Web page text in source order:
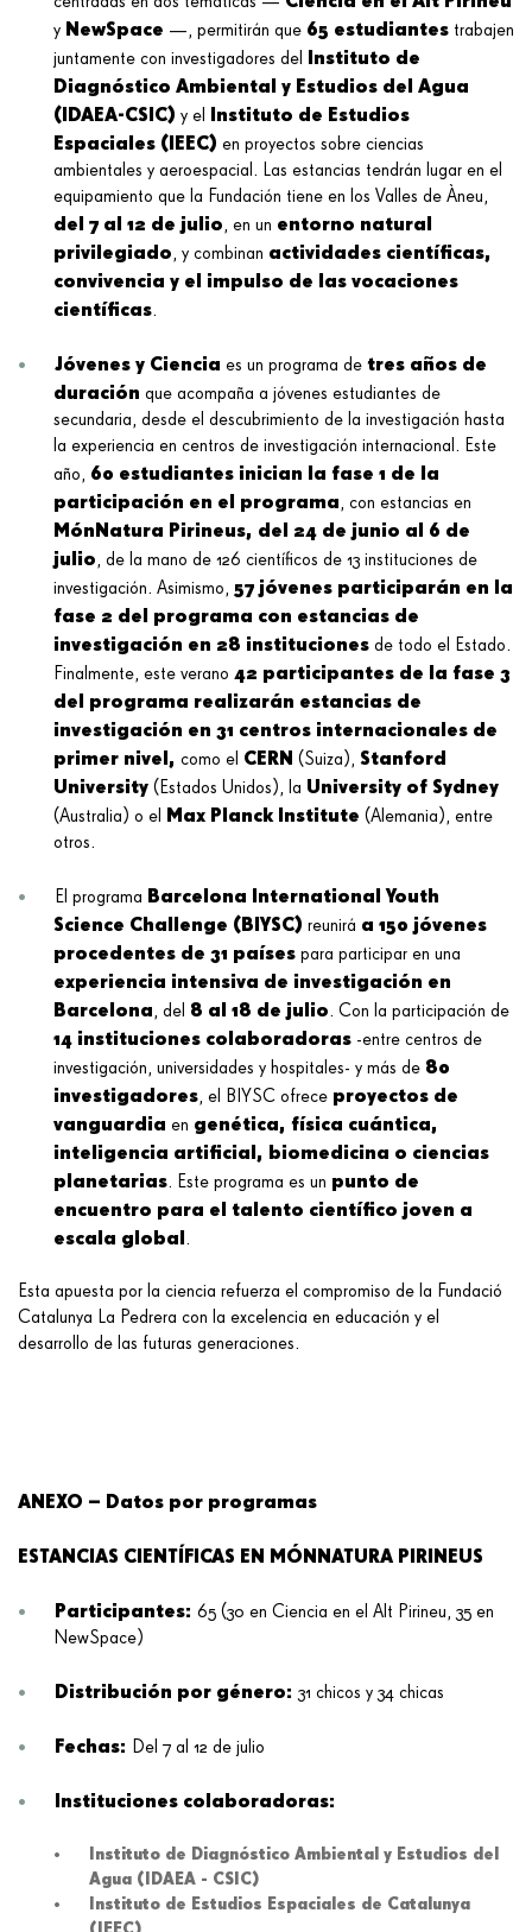
y NewSpace —, permitirán que 65 estudiantes trabajen
juntamente con investigadores del Instituto de
Diagnóstico Ambiental y Estudios del Agua
(IDAEA-CSIC) y el Instituto de Estudios
Espaciales (IEEC) en proyectos sobre ciencias
ambientales y aeroespacial. Las estancias tendrán lugar en el
equipamiento que la Fundación tiene en los Valles de Àneu,
del 7 al 12 de julio, en un entorno natural
privilegiado, y combinan actividades científicas,
convivencia y el impulso de las vocaciones
científicas.
Jóvenes y Ciencia es un programa de tres años de
duración que acompaña a jóvenes estudiantes de
secundaria, desde el descubrimiento de la investigación hasta
la experiencia en centros de investigación internacional. Este
año, 60 estudiantes inician la fase 1 de la
participación en el programa, con estancias en
MónNatura Pirineus, del 24 de junio al 6 de
julio, de la mano de 126 científicos de 13 instituciones de
investigación. Asimismo, 57 jóvenes participarán en la
fase 2 del programa con estancias de
investigación en 28 instituciones de todo el Estado.
Finalmente, este verano 42 participantes de la fase 3
del programa realizarán estancias de
investigación en 31 centros internacionales de
primer nivel, como el CERN (Suiza), Stanford
University (Estados Unidos), la University of Sydney
(Australia) o el Max Planck Institute (Alemania), entre
otros.
El programa Barcelona International Youth
Science Challenge (BIYSC) reunirá a 150 jóvenes
procedentes de 31 países para participar en una
experiencia intensiva de investigación en
Barcelona, del 8 al 18 de julio. Con la participación de
14 instituciones colaboradoras -entre centros de
investigación, universidades y hospitales- y más de 80
investigadores, el BIYSC ofrece proyectos de
vanguardia en genética, física cuántica,
inteligencia artificial, biomedicina o ciencias
planetarias. Este programa es un punto de
encuentro para el talento científico joven a
escala global.
Esta apuesta por la ciencia refuerza el compromiso de la Fundació
Catalunya La Pedrera con la excelencia en educación y el
desarrollo de las futuras generaciones.
ANEXO – Datos por programas
ESTANCIAS CIENTÍFICAS EN MÓNNATURA PIRINEUS
Participantes: 65 (30 en Ciencia en el Alt Pirineu, 35 en
NewSpace)
Distribución por género: 31 chicos y 34 chicas
Fechas: Del 7 al 12 de julio
Instituciones colaboradoras:
Instituto de Diagnóstico Ambiental y Estudios del
Agua (IDAEA - CSIC)
Instituto de Estudios Espaciales de Catalunya